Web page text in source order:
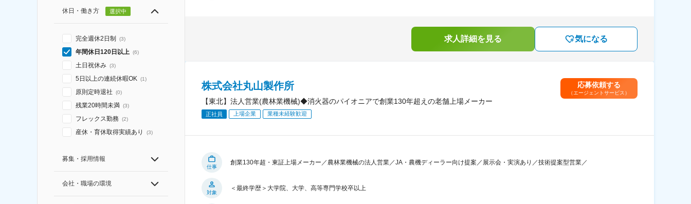
休日・働き方 選択中
完全週休2日制 (3)
年間休日120日以上 (6)
土日祝休み (3)
5日以上の連続休暇OK (1)
原則定時退社 (0)
残業20時間未満 (3)
フレックス勤務 (2)
産休・育休取得実績あり (3)
募集・採用情報
会社・職場の環境
求人詳細を見る 気になる
株式会社丸山製作所
【東北】法人営業(農林業機械)◆消火器のパイオニアで創業130年超えの老舗上場メーカー
正社員 上場企業 業種未経験歓迎
応募依頼する
（エージェントサービス）
仕事
創業130年超・東証上場メーカー／農林業機械の法人営業／JA・農機ディーラー向け提案／展示会・実演あり／技術提案型営業／
対象
＜最終学歴＞大学院、大学、高等専門学校卒以上